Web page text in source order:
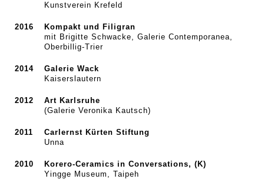
Kunstverein Krefeld
2016
Kompakt und Filigran
mit Brigitte Schwacke, Galerie Contemporanea,
Oberbillig-Trier
2014
Galerie Wack
Kaiserslautern
2012
Art Karlsruhe
(Galerie Veronika Kautsch)
2011
Carlernst Kürten Stiftung
Unna
2010
Korero-Ceramics in Conversations, (K)
Yingge Museum, Taipeh